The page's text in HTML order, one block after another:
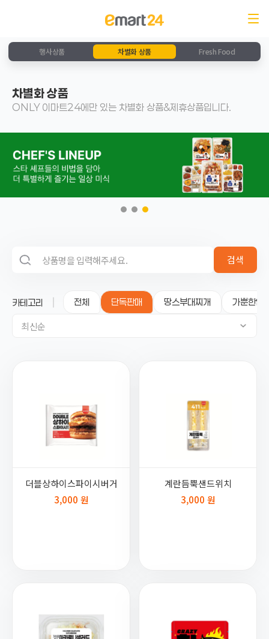
행사상품 차별화 상품 Fresh Food
차별화 상품
ONLY 이마트24에만 있는 차별화 상품&제휴상품입니다.
검색 영역
검색
카테고리 전체 단독판매 땅스부대찌개 가뿐한입
최신순
더블상하이스파이시버거
3,000 원
계란듬뿍샌드위치
3,000 원